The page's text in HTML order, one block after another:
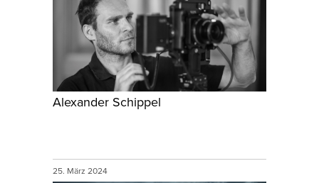
Alexander Schippel
25. März 2024